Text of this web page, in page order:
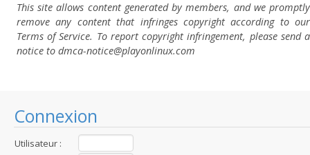
Connexion
Utilisateur :
This site allows content generated by members, and we promptly
remove any content that infringes copyright according to our
Terms of Service. To report copyright infringement, please send a
notice to dmca-notice@playonlinux.com